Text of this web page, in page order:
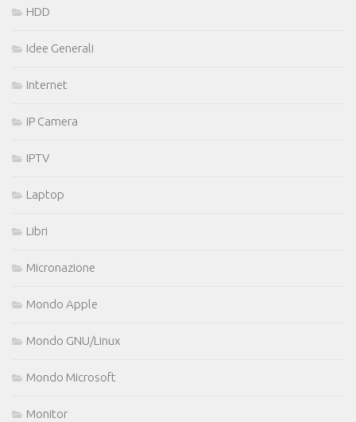
HDD
Idee Generali
Internet
IP Camera
IPTV
Laptop
Libri
Micronazione
Mondo Apple
Mondo GNU/Linux
Mondo Microsoft
Monitor